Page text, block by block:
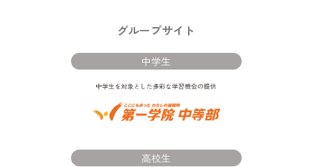
グループサイト
中学生
高校生